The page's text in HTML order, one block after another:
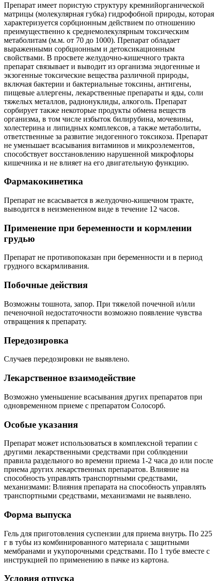
Препарат имеет пористую структуру кремнийорганической
матрицы (молекулярная губка) гидрофобной природы, которая
характеризуется сорбционным действием по отношению
преимущественно к среднемолекулярным токсическим
метаболитам (м.м. от 70 до 1000). Препарат обладает
выраженными сорбционным и детоксикационным
свойствами. В просвете желудочно-кишечного тракта
препарат связывает и выводит из организма эндогенные и
экзогенные токсические вещества различной природы,
включая бактерии и бактериальные токсины, антигены,
пищевые аллергены, лекарственные препараты и яды, соли
тяжелых металлов, радионуклиды, алкоголь. Препарат
сорбирует также некоторые продукты обмена веществ
организма, в том числе избыток билирубина, мочевины,
холестерина и липидных комплексов, а также метаболиты,
ответственные за развитие эндогенного токсикоза. Препарат
не уменьшает всасывания витаминов и микроэлементов,
способствует восстановлению нарушенной микрофлоры
кишечника и не влияет на его двигательную функцию.
Фармакокинетика
Препарат не всасывается в желудочно-кишечном тракте,
выводится в неизмененном виде в течение 12 часов.
Применение при беременности и кормлении
грудью
Препарат не противопоказан при беременности и в период
грудного вскармливания.
Побочные действия
Возможны тошнота, запор. При тяжелой почечной и/или
печеночной недостаточности возможно появление чувства
отвращения к препарату.
Передозировка
Случаев передозировки не выявлено.
Лекарственное взаимодействие
Возможно уменьшение всасывания других препаратов при
одновременном приеме с препаратом Солосорб.
Особые указания
Препарат может использоваться в комплексной терапии с
другими лекарственными средствами при соблюдении
правила раздельного во времени приема 1-2 часа до или после
приема других лекарственных препаратов. Влияние на
способность управлять транспортными средствами,
механизмами: Влияния препарата на способность управлять
транспортными средствами, механизмами не выявлено.
Форма выпуска
Гель для приготовления суспензии для приема внутрь. По 225
г в тубы из комбинированного материала с защитными
мембранами и укупорочными средствами. По 1 тубе вместе с
инструкцией по применению в пачке из картона.
Условия отпуска